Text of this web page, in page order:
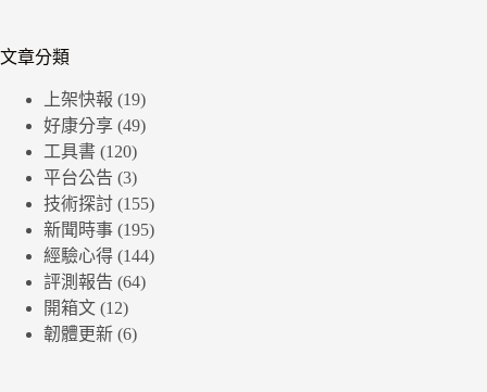
文章分類
上架快報 (19)
好康分享 (49)
工具書 (120)
平台公告 (3)
技術探討 (155)
新聞時事 (195)
經驗心得 (144)
評測報告 (64)
開箱文 (12)
韌體更新 (6)